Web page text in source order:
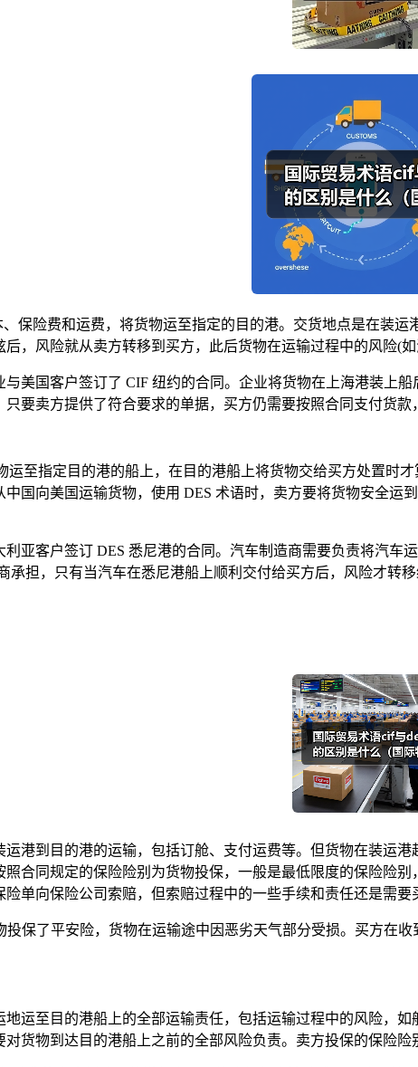
险费和运费，将货物运至指定的目的港。交货地点是在装运
，风险就从卖方转移到买方，此后货物在运输过程中的风险(
国客户签订了 CIF 纽约的合同。企业将货物在上海港装上船
要卖方提供了符合要求的单据，买方仍需要按照合同支付货款
至指定目的港的船上，在目的港船上将货物交给买方处置时
国向美国运输货物，使用 DES 术语时，卖方要将货物安全
客户签订 DES 悉尼港的合同。汽车制造商需要负责将汽车
担，只有当汽车在悉尼港船上顺利交付给买方后，风险才转移
到目的港的运输，包括订舱、支付运费等。但货物在装运港
合同规定的保险险别为货物投保，一般是最低限度的保险险
单向保险公司索赔，但索赔过程中的一些手续和责任还是需要
了平安险，货物在运输途中因恶劣天气部分受损。买方在
至目的港船上的全部运输责任，包括运输过程中的风险，如
货物到达目的港船上之前的全部风险负责。卖方投保的保险